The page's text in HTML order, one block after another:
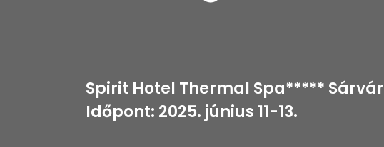
Spirit Hotel Thermal Spa***** Sárvár
Időpont: 2025. június 11-13.